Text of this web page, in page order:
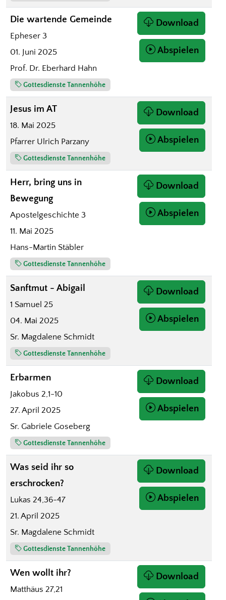
Die wartende Gemeinde
Epheser 3
01. Juni 2025
Prof. Dr. Eberhard Hahn
Gottesdienste Tannenhöhe
Download
Abspielen
Jesus im AT
18. Mai 2025
Pfarrer Ulrich Parzany
Gottesdienste Tannenhöhe
Download
Abspielen
Herr, bring uns in
Bewegung
Apostelgeschichte 3
11. Mai 2025
Hans-Martin Stäbler
Gottesdienste Tannenhöhe
Download
Abspielen
Sanftmut - Abigail
1 Samuel 25
04. Mai 2025
Sr. Magdalene Schmidt
Gottesdienste Tannenhöhe
Download
Abspielen
Erbarmen
Jakobus 2,1-10
27. April 2025
Sr. Gabriele Goseberg
Gottesdienste Tannenhöhe
Download
Abspielen
Was seid ihr so
erschrocken?
Lukas 24,36-47
21. April 2025
Sr. Magdalene Schmidt
Gottesdienste Tannenhöhe
Download
Abspielen
Wen wollt ihr?
Matthäus 27,21
Download